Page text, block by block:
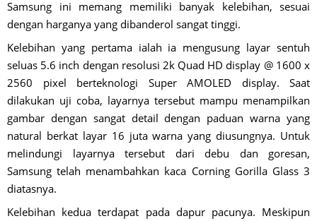
Samsung ini memang memiliki banyak kelebihan, sesuai
dengan harganya yang dibanderol sangat tinggi.
Kelebihan yang pertama ialah ia mengusung layar sentuh
seluas 5.6 inch dengan resolusi 2k Quad HD display @ 1600 x
2560 pixel berteknologi Super AMOLED display. Saat
dilakukan uji coba, layarnya tersebut mampu menampilkan
gambar dengan sangat detail dengan paduan warna yang
natural berkat layar 16 juta warna yang diusungnya. Untuk
melindungi layarnya tersebut dari debu dan goresan,
Samsung telah menambahkan kaca Corning Gorilla Glass 3
diatasnya.
Kelebihan kedua terdapat pada dapur pacunya. Meskipun